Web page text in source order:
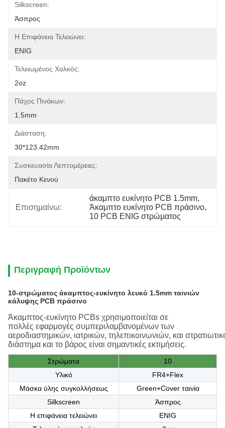
Silkscreen:
Άσπρος
Η Επιφάνεια Τελειώνει:
ENIG
Τελειωμένος Χαλκός:
2oz
Πάχος Πινάκων:
1.5mm
Διάσταση:
30*123.42mm
Συσκευασία Λεπτομέρειες:
Πακέτο Κενού
Επισημαίνω:
άκαμπτο ευκίνητο PCB 1.5mm,
Άκαμπτο ευκίνητο PCB πράσινο
10 PCB ENIG στρώματος
Περιγραφή Προϊόντων
10-στρώματος άκαμπτος-ευκίνητο λευκό 1.5mm ταινιών
κάλυψης PCB πράσινο
Άκαμπτος-ευκίνητο PCBs χρησιμοποιείται σε
πολλές εφαρμογές συμπεριλαμβανομένων των
αεροδιαστημικών, ιατρικών, τηλεπικοινωνιών, και
διάστημα και το βάρος είναι σημαντικές εκτιμήσεις.
Στρώματα
10
Υλικό
FR4+Flex
Μάσκα ύλης συγκολλήσεως
Green+Cover ταινία
Silkscreen
Άσπρος
Η επιφάνεια τελειώνει
ENIG